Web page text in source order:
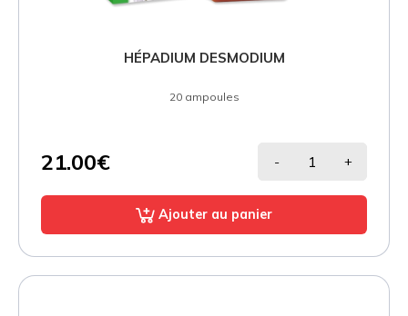
HÉPADIUM DESMODIUM
20 ampoules
21.00€ - +
Ajouter au panier